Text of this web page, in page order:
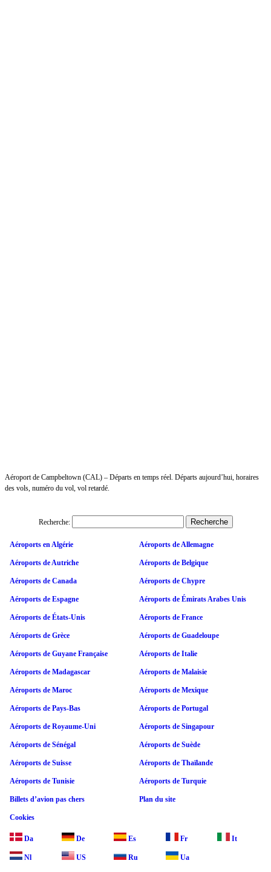
Aéroport de Campbeltown (CAL) – Départs en temps réel. Départs aujourd’hui, horaires
des vols, numéro du vol, vol retardé.
Recherche:
Aéroports en Algérie Aéroports de Allemagne
Aéroports de Autriche Aéroports de Belgique
Aéroports de Canada Aéroports de Chypre
Aéroports de Espagne Aéroports de Émirats Arabes Unis
Aéroports de États-Unis Aéroports de France
Aéroports de Grèce Aéroports de Guadeloupe
Aéroports de Guyane Française Aéroports de Italie
Aéroports de Madagascar Aéroports de Malaisie
Aéroports de Maroc Aéroports de Mexique
Aéroports de Pays-Bas Aéroports de Portugal
Aéroports de Royaume-Uni Aéroports de Singapour
Aéroports de Sénégal Aéroports de Suède
Aéroports de Suisse Aéroports de Thaïlande
Aéroports de Tunisie Aéroports de Turquie
Billets d’avion pas chers Plan du site
Cookies
Da De Es Fr It
Nl US Ru Ua